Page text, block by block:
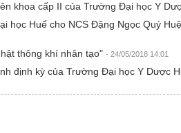
khoa cấp II của Trường Đại học Y
học Huế cho NCS Đặng Ngọc Quý
thông khí nhân tạo" - 24/05/2018 14:01
định kỳ của Trường Đại học Y Dược